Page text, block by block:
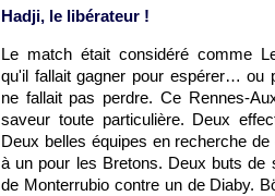
Hadji, le libérateur !
Le match était considéré comme
qu'il fallait gagner pour espérer… ou
ne fallait pas perdre. Ce Rennes-
saveur toute particulière. Deux
Deux belles équipes en recherche de
à un pour les Bretons. Deux buts de
de Monterrubio contre un de Diaby.